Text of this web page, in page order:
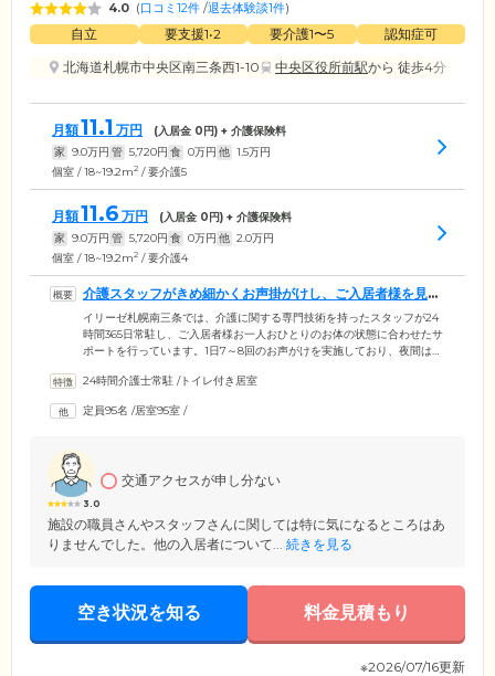
4.0 (口コミ12件 /退去体験談1件)
自立 要支援1•2 要介護1〜5
認知症可
北海道札幌市中央区南三条西1-10
中央区役所前駅から 徒歩4分
月額11.1 万円 (入居金 0円) + 介護保険料
家 9.0万円 管 5,720円 食 0万円 他 1.5万円
個室 / 18~19.2m2 / 要介護5
月額11.6 万円 (入居金 0円) + 介護保険料
家 9.0万円 管 5,720円 食 0万円 他 2.0万円
個室 / 18~19.2m2 / 要介護4
介護スタッフがきめ細かくお声掛がけし、ご入居者様を見守
ります
イリーゼ札幌南三条では、介護に関する専門技術を持ったスタッフが24
時間365日常駐し、ご入居者様お一人おひとりのお体の状態に合わせたサ
ポートを行っています。1日7～8回のお声がけを実施しており、夜間はご
365日常駐し、日常の健康管理や医療的ケアを行いますので、安心してお
ただくことで、訪問診療や、訪問歯科診療をご利用になれます。さら
24時間介護士常駐 /トイレ付き居室
定員95名 /居室95室 /
3.0
交通アクセスが申し分ない
施設の職員さんやスタッフさんに関しては特に気になるところはあ
りませんでした。他の入居者について... 続きを見る
空き状況を知る 料金見積もり
※2026/07/16更新